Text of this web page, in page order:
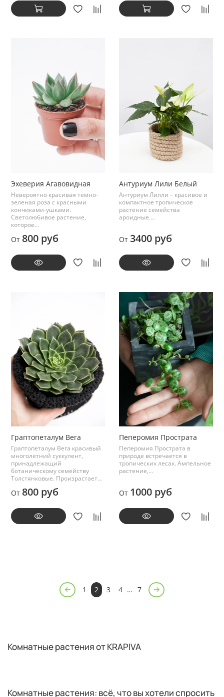
Эхеверия Агавовидная
Невероятно красивая темно-
зеленая роза с красными
кончиками-ушками.
Светолюбивое растение,
которое...
От 800 руб
Антуриум Лили Белый
Антуриум Лилли – красивое и
компактное тропическое
растение семейства
ароидные....
От 3400 руб
Граптопеталум Вега
Граптопеталум Вега красивый
многолетний суккулент,
принадлежащий
ботаническому семейству
Толстянковые. Произрастает...
От 800 руб
Пеперомия Прострата
Пеперомия Прострата в
природе встречается в
тропических лесах. Ампельное
растение,...
От 1000 руб
1 2 3 4 … 7
Комнатные растения от KRAPIVA
Комнатные растения: всё, что вы хотели спросить